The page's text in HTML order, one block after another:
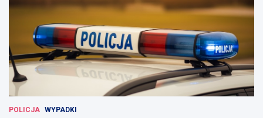
POLICJA WYPADKI